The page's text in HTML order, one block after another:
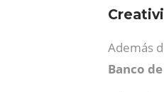
Además
Banco